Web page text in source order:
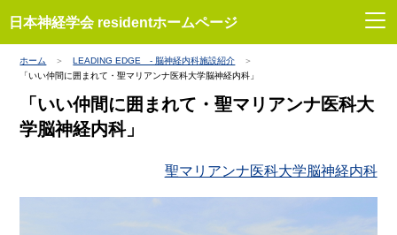
日本神経学会 residentホームページ
ホーム
LEADING EDGE - 脳神経内科施設紹介
「いい仲間に囲まれて・聖マリアンナ医科大学脳神経内科」
「いい仲間に囲まれて・聖マリアンナ医科大
学脳神経内科」
聖マリアンナ医科大学脳神経内科